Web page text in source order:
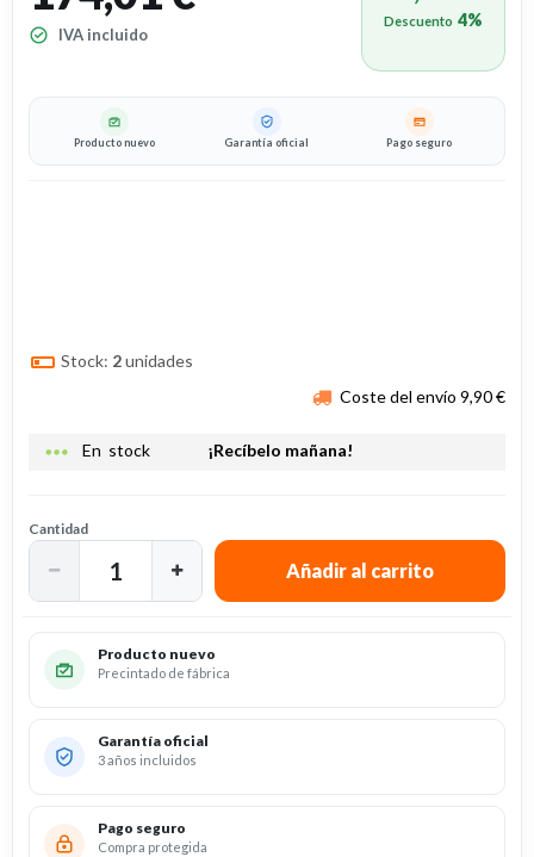
IVA incluido
Descuento 4%
Producto nuevo Garantía oficial Pago seguro
Stock: 2unidades
Coste del envío 9,90 €
more_horiz En stock ¡Recíbelo mañana!
Cantidad
Producto nuevo
Precintado de fábrica
Garantía oficial
3 años incluidos
Pago seguro
Compra protegida